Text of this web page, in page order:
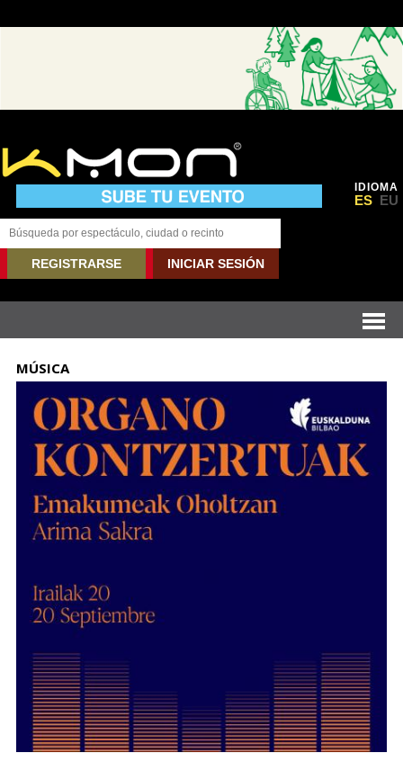
IDIOMA
ES EU
REGISTRARSE INICIAR SESIÓN
MÚSICA